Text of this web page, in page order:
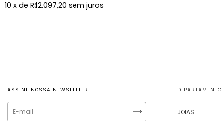
10 x de R$2.097,20 sem juros
ASSINE NOSSA NEWSLETTER
JOIAS